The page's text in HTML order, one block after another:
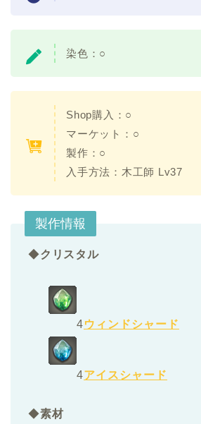
染色：○
Shop購入：○
マーケット：○
製作：○
入手方法：木工師 Lv37
製作情報
◆クリスタル
4ウィンドシャード
4アイスシャード
◆素材